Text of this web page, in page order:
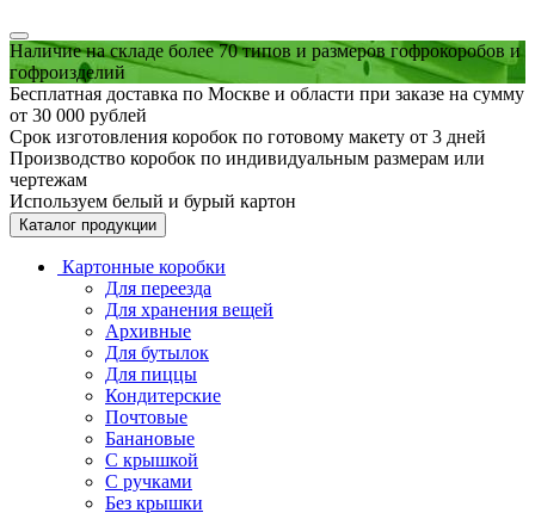
Наличие на складе более 70 типов и размеров гофрокоробов и
гофроизделий
Бесплатная доставка по Москве и области при заказе на сумму
от 30 000 рублей
Срок изготовления коробок по готовому макету от 3 дней
Производство коробок по индивидуальным размерам или
чертежам
Используем белый и бурый картон
Каталог продукции
Картонные коробки
Для переезда
Для хранения вещей
Архивные
Для бутылок
Для пиццы
Кондитерские
Почтовые
Банановые
С крышкой
С ручками
Без крышки